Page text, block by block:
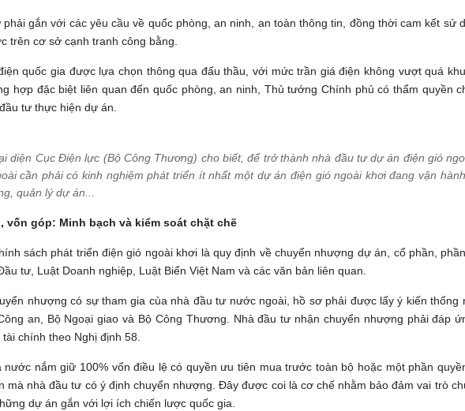
gắn với các yêu cầu về quốc phòng, an ninh, an toàn thông tin, đồng thời cam kết sử
trên cơ sở cạnh tranh công bằng.
quốc gia được lựa chọn thông qua đấu thầu, với mức trần giá điện không vượt quá
hợp đặc biệt liên quan đến quốc phòng, an ninh, Thủ tướng Chính phủ có thẩm quyền
tư thực hiện dự án.
diện Cục Điện lực (Bộ Công Thương) cho biết, để trở thành nhà đầu tư dự án điện gió
cần phải có kinh nghiệm phát triển ít nhất một dự án điện gió ngoài khơi đang vận
quản lý dự án...
góp: Minh bạch và kiểm soát chặt chẽ
sách phát triển điện gió ngoài khơi là quy định về chuyển nhượng dự án, cổ phần,
tư, Luật Doanh nghiệp, Luật Biển Việt Nam và các văn bản liên quan.
nhượng có sự tham gia của nhà đầu tư nước ngoài, hồ sơ phải được lấy ý kiến thống
an, Bộ Ngoại giao và Bộ Công Thương. Nhà đầu tư nhận chuyển nhượng phải đáp
chính theo Nghị định 58.
nắm giữ 100% vốn điều lệ có quyền ưu tiên mua trước toàn bộ hoặc một phần
mà nhà đầu tư có ý định chuyển nhượng. Đây được coi là cơ chế nhằm bảo đảm vai trò
dự án gắn với lợi ích chiến lược quốc gia.